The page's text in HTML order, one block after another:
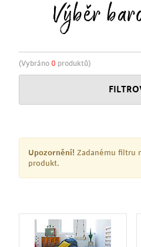
Výběr
(Vybráno 0 produktů)
Upozornění! Zadanému filtru
produkt.